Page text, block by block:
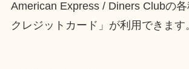
American Express / Diners Clubの
クレジットカード」が利用できます